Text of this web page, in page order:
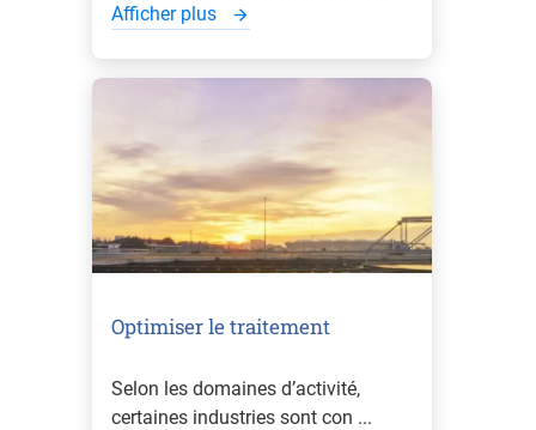
Afficher plus
Optimiser le traitement
Selon les domaines d’activité,
certaines industries sont con ...